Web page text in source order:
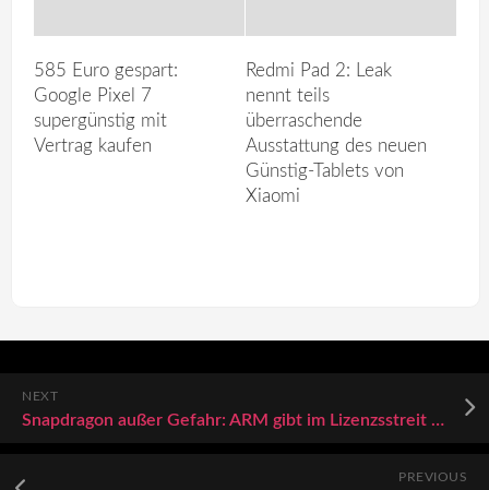
585 Euro gespart:
Google Pixel 7
supergünstig mit
Vertrag kaufen
Redmi Pad 2: Leak
nennt teils
überraschende
Ausstattung des neuen
Günstig-Tablets von
Xiaomi
NEXT
Snapdragon außer Gefahr: ARM gibt im Lizenzsstreit mit Qualcomm auf
PREVIOUS